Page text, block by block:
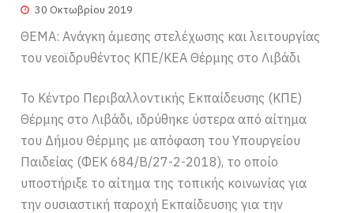
30 Οκτωβρίου 2019
ΘΕΜΑ: Ανάγκη άμεσης στελέχωσης και λειτουργίας
του νεοϊδρυθέντος ΚΠΕ/ΚΕΑ Θέρμης στο Λιβάδι
Το Κέντρο Περιβαλλοντικής Εκπαίδευσης (ΚΠΕ)
Θέρμης στο Λιβάδι, ιδρύθηκε ύστερα από αίτημα
του Δήμου Θέρμης με απόφαση του Υπουργείου
Παιδείας (ΦΕΚ 684/Β/27-2-2018), το οποίο
υποστήριξε το αίτημα της τοπικής κοινωνίας για
την ουσιαστική παροχή Εκπαίδευσης για την